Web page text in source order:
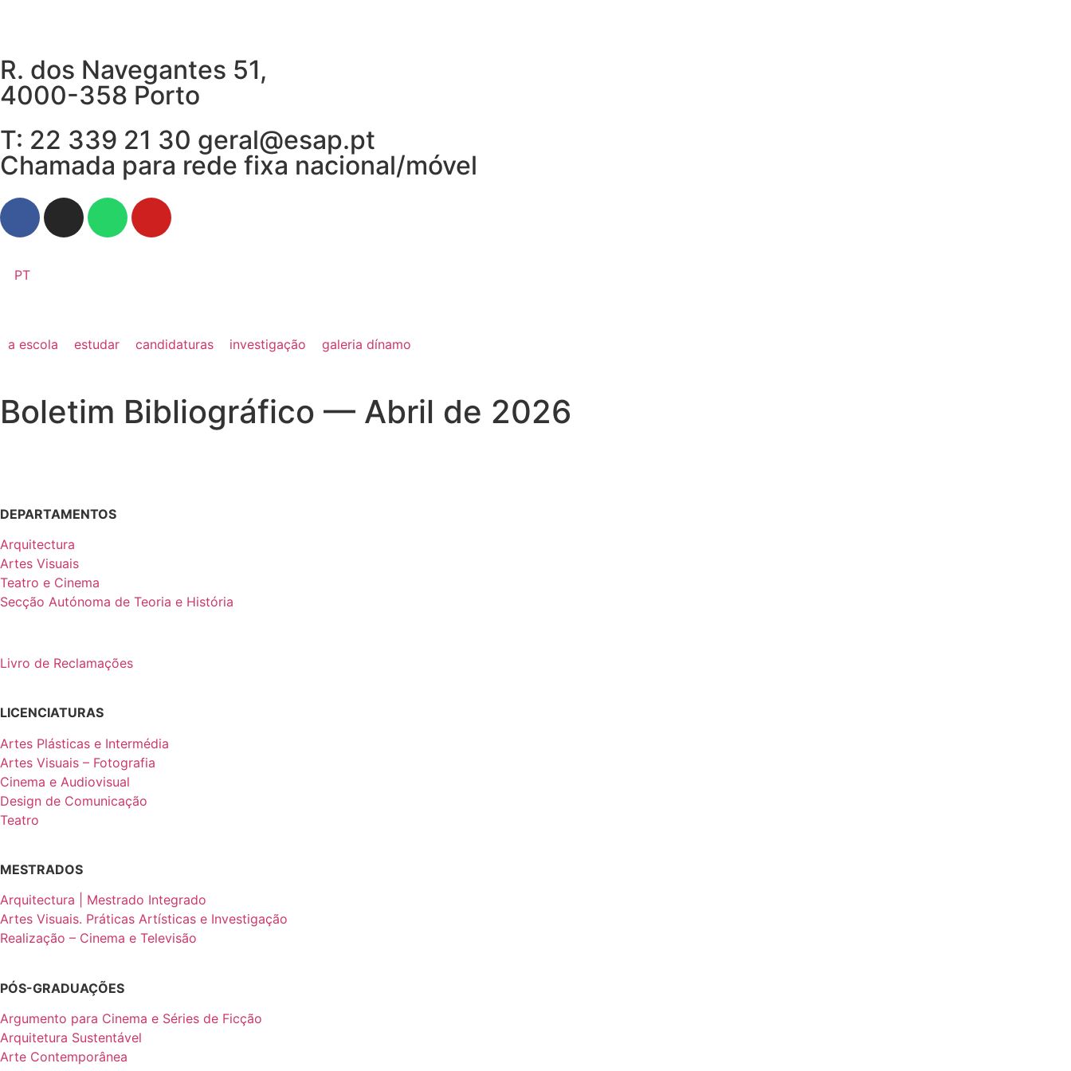
R. dos Navegantes 51,
4000-358 Porto
T: 22 339 21 30 geral@esap.pt
Chamada para rede fixa nacional/móvel
PT
a escola estudar candidaturas investigação galeria dínamo
Boletim Bibliográfico — Abril de 2026
DEPARTAMENTOS
Arquitectura
Artes Visuais
Teatro e Cinema
Secção Autónoma de Teoria e História
Livro de Reclamações
LICENCIATURAS
Artes Plásticas e Intermédia
Artes Visuais – Fotografia
Cinema e Audiovisual
Design de Comunicação
Teatro
MESTRADOS
Arquitectura | Mestrado Integrado
Artes Visuais. Práticas Artísticas e Investigação
Realização – Cinema e Televisão
PÓS-GRADUAÇÕES
Argumento para Cinema e Séries de Ficção
Arquitetura Sustentável
Arte Contemporânea